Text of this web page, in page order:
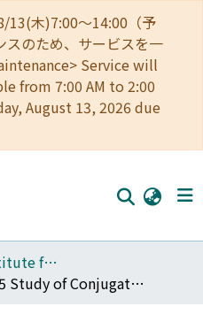
13(木)7:00～14:00（予
スのため、サービスを一
Service will
from 7:00 AM to 2:00
August 13, 2026 due
400_Research Institute for Mathematical Sciences
0715 Study of Conjugate Adjoint Orbit on Representations